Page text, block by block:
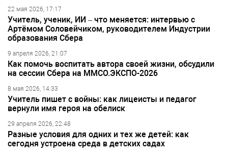
22 мая 2026, 17:17
Учитель, ученик, ИИ – что меняется: интервью с
Артёмом Соловейчиком, руководителем Индустрии
образования Сбера
9 апреля 2026, 21:07
Как помочь воспитать автора своей жизни, обсудили
на сессии Сбера на ММСО.ЭКСПО-2026
8 мая 2026, 14:33
Учитель пишет с войны: как лицеисты и педагог
вернули имя героя на обелиск
29 апреля 2026, 22:48
Разные условия для одних и тех же детей: как
сегодня устроена среда в детских садах